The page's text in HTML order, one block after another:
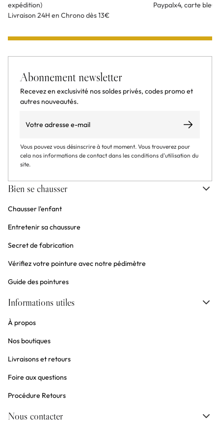
expédition)
Livraison 24H en Chrono dès 13€
Paypalx4, carte
Abonnement newsletter
Recevez en exclusivité nos soldes privés, codes promo et
autres nouveautés.
S’abonner
Vous pouvez vous désinscrire à tout moment. Vous trouverez pour
cela nos informations de contact dans les conditions d'utilisation du
site.
Bien se chausser
Chausser l'enfant
Entretenir sa chaussure
Secret de fabrication
Vérifiez votre pointure avec notre pédimètre
Guide des pointures
Informations utiles
À propos
Nos boutiques
Livraisons et retours
Foire aux questions
Procédure Retours
Nous contacter